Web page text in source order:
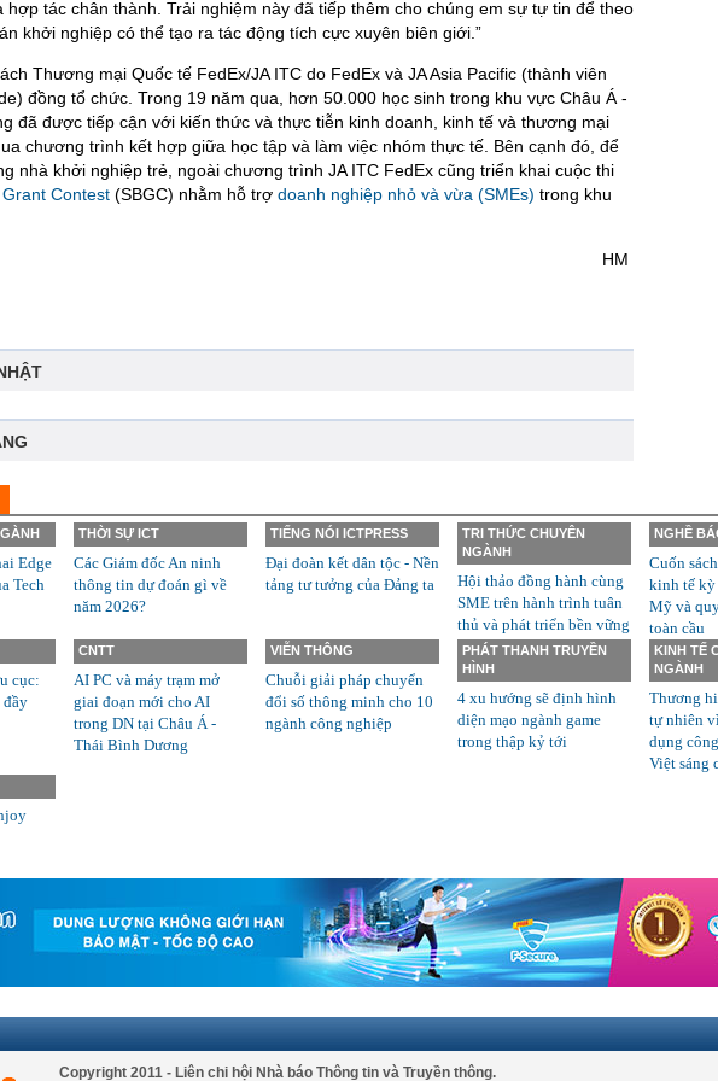
hợp tác chân thành. Trải nghiệm này đã tiếp thêm cho chúng em sự tự tin để theo
khởi nghiệp có thể tạo ra tác động tích cực xuyên biên giới.”
Thương mại Quốc tế FedEx/JA ITC do FedEx và JA Asia Pacific (thành viên
đồng tổ chức. Trong 19 năm qua, hơn 50.000 học sinh trong khu vực Châu Á -
đã được tiếp cận với kiến thức và thực tiễn kinh doanh, kinh tế và thương mại
chương trình kết hợp giữa học tập và làm việc nhóm thực tế. Bên cạnh đó, để
nhà khởi nghiệp trẻ, ngoài chương trình JA ITC FedEx cũng triển khai cuộc thi
Contest (SBGC) nhằm hỗ trợ doanh nghiệp nhỏ và vừa (SMEs) trong khu
HM
Edge
Tech
THỜI SỰ ICT
Các Giám đốc An ninh
thông tin dự đoán gì về
năm 2026?
TIẾNG NÓI ICTPRESS
Đại đoàn kết dân tộc - Nền
tảng tư tưởng của Đảng ta
TRI THỨC CHUYÊN
NGÀNH
Hội thảo đồng hành cùng
SME trên hành trình tuân
thủ và phát triển bền vững
NGHỀ
Cuốn
kinh tế
Mỹ và
toàn cầu
cục:
đầy
CNTT
AI PC và máy trạm mở
giai đoạn mới cho AI
trong DN tại Châu Á -
Thái Bình Dương
VIỄN THÔNG
Chuỗi giải pháp chuyển
đổi số thông minh cho 10
ngành công nghiệp
PHÁT THANH TRUYỀN
HÌNH
4 xu hướng sẽ định hình
diện mạo ngành game
trong thập kỷ tới
KINH TẾ
NGÀNH
Thương
tự nhiên
dụng
Việt sáng
Copyright 2011 - Liên chi hội Nhà báo Thông tin và Truyền thông.